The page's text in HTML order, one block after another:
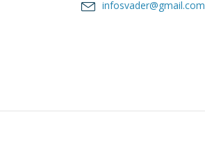
infosvader@gmail.com